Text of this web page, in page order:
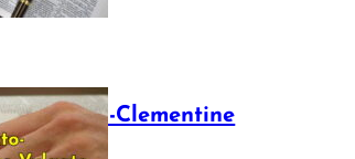
The Sixto-Clementine
Vulgate